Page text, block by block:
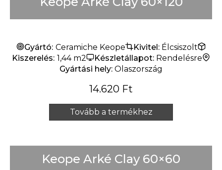
Gyártó: Ceramiche Keope Kivitel: Élcsiszolt
Kiszerelés: 1,44 m2 Készletállapot: Rendelésre
Gyártási hely: Olaszország
14.620 Ft
Tovább a termékhez
Keope Arké Clay 60×60